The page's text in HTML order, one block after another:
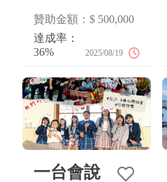
車上路！
贊助金額：$ 500,000
達成率：
36%
2025/08/19
一台會說